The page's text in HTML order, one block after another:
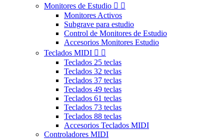
Monitores de Estudio  
Monitores Activos
Subgrave para estudio
Control de Monitores de Estudio
Accesorios Monitores Estudio
Teclados MIDI  
Teclados 25 teclas
Teclados 32 teclas
Teclados 37 teclas
Teclados 49 teclas
Teclados 61 teclas
Teclados 73 teclas
Teclados 88 teclas
Accesorios Teclados MIDI
Controladores MIDI